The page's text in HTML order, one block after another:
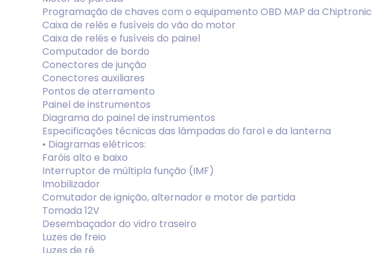
Programação de chaves com o equipamento OBD MAP da Chiptronic
Caixa de relés e fusíveis do vão do motor
Caixa de relés e fusíveis do painel
Computador de bordo
Conectores de junção
Conectores auxiliares
Pontos de aterramento
Painel de instrumentos
Diagrama do painel de instrumentos
Especificações técnicas das lâmpadas do farol e da lanterna
• Diagramas elétricos:
Faróis alto e baixo
Interruptor de múltipla função (IMF)
Imobilizador
Comutador de ignição, alternador e motor de partida
Tomada 12V
Desembaçador do vidro traseiro
Luzes de freio